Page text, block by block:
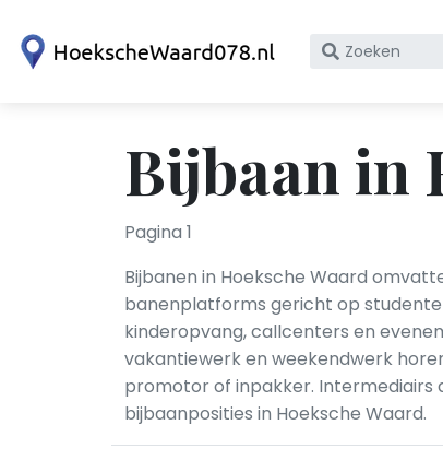
Zoek
KvK
nummer
Bijbaan in
Pagina 1
Bijbanen in Hoeksche Waard
banenplatforms gericht op
kinderopvang, callcenters en
vakantiewerk en weekendwerk
promotor of inpakker. Intermediairs
bijbaanposities in Hoeksche Waard.